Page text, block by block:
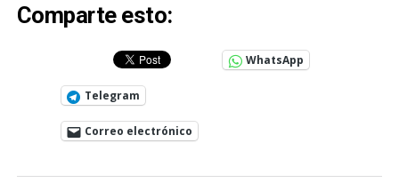
Comparte esto:
WhatsApp
Telegram
Correo electrónico